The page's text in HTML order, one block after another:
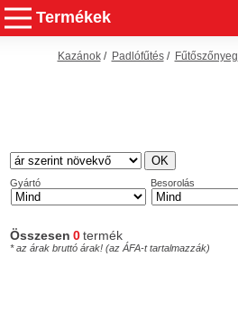
Termékek
Kazánok/ Padlófűtés/ Fűtőszőnyeg
Gyártó Besorolás
Összesen 0 termék
* az árak bruttó árak! (az ÁFA-t tartalmazzák)